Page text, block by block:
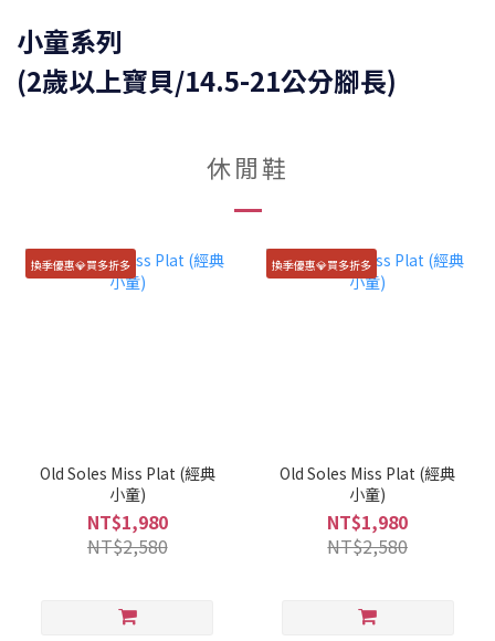
小童系列
(2歲以上寶貝/14.5-21公分腳長)
休閒鞋
換季優惠💎買多折多
Old Soles Miss Plat (經典
小童)
NT$1,980
NT$2,580
換季優惠💎買多折多
Old Soles Miss Plat (經典
小童)
NT$1,980
NT$2,580